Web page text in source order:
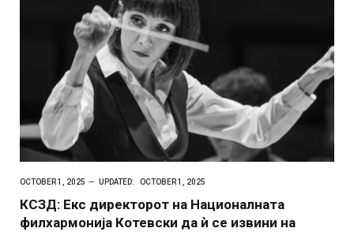
OCTOBER 1, 2025 UPDATED: OCTOBER 1, 2025
КСЗД: Екс директорот на Националната
филхармонија Котевски да ѝ се извини на